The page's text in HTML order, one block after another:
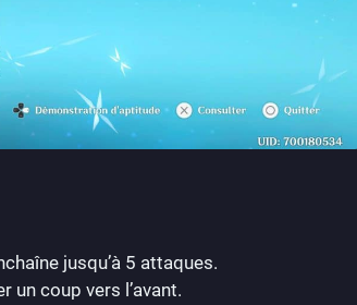
jusqu’à 5 attaques.
un coup vers l’avant.